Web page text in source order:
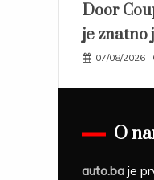
Door
je znatno
07/08/2026
O
auto.ba je